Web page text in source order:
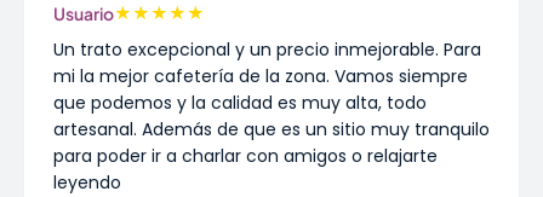
Usuario★★★★★
Un trato excepcional y un precio inmejorable. Para
mi la mejor cafetería de la zona. Vamos siempre
que podemos y la calidad es muy alta, todo
artesanal. Además de que es un sitio muy tranquilo
para poder ir a charlar con amigos o relajarte
leyendo